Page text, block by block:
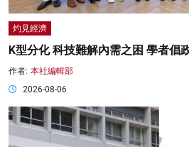
灼見經濟
K型分化 科技難解內需之困 學者倡
作者: 本社編輯部
2026-08-06